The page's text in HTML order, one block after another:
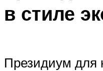
в стиле
Президиум для